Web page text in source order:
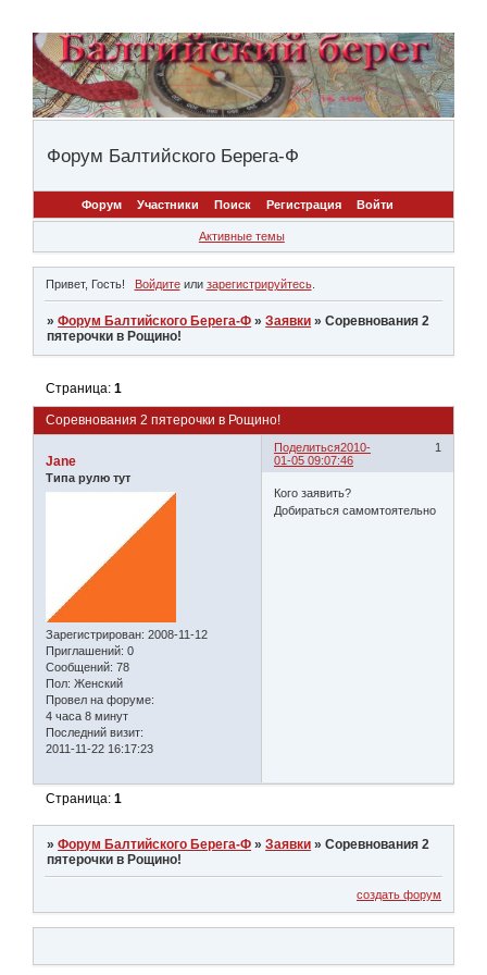
Форум Балтийского Берега-Ф
Форум Участники Поиск Регистрация Войти
Активные темы
Привет, Гость! Войдитеили зарегистрируйтесь.
»Форум Балтийского Берега-Ф »Заявки »Соревнования 2
пятерочки в Рощино!
Соревнования 2 пятерочки в Рощино!
Страница:1
Поделиться 1
2010-
01-05 09:07:46
Jane
Типа рулю тут
Зарегистрирован: 2008-11-12
Приглашений: 0
Сообщений: 78
Пол: Женский
Провел на форуме:
4 часа 8 минут
Последний визит:
2011-11-22 16:17:23
Кого заявить?
Добираться самомтоятельно
Страница:1
»Форум Балтийского Берега-Ф »Заявки »Соревнования 2
пятерочки в Рощино!
создать форум